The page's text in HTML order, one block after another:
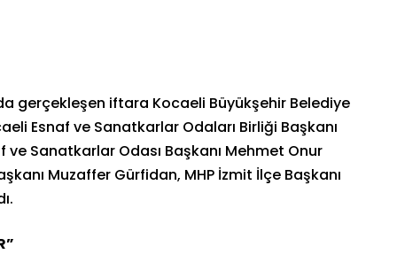
gerçekleşen iftara Kocaeli Büyükşehir Belediye
Esnaf ve Sanatkarlar Odaları Birliği Başkanı
Sanatkarlar Odası Başkanı Mehmet Onur
Muzaffer Gürfidan, MHP İzmit İlçe Başkanı